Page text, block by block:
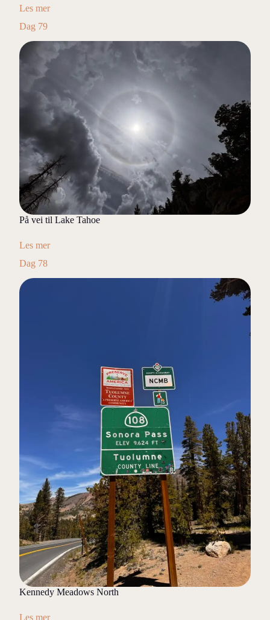
Les mer
Dag 79
På vei til Lake Tahoe
Les mer
Dag 78
Kennedy Meadows North
Les mer